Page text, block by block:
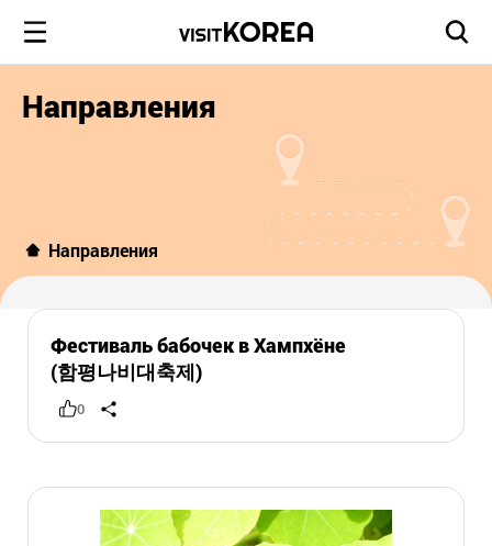
Направления
Направления
Фестиваль бабочек в Хампхёне
(함평나비대축제)
0